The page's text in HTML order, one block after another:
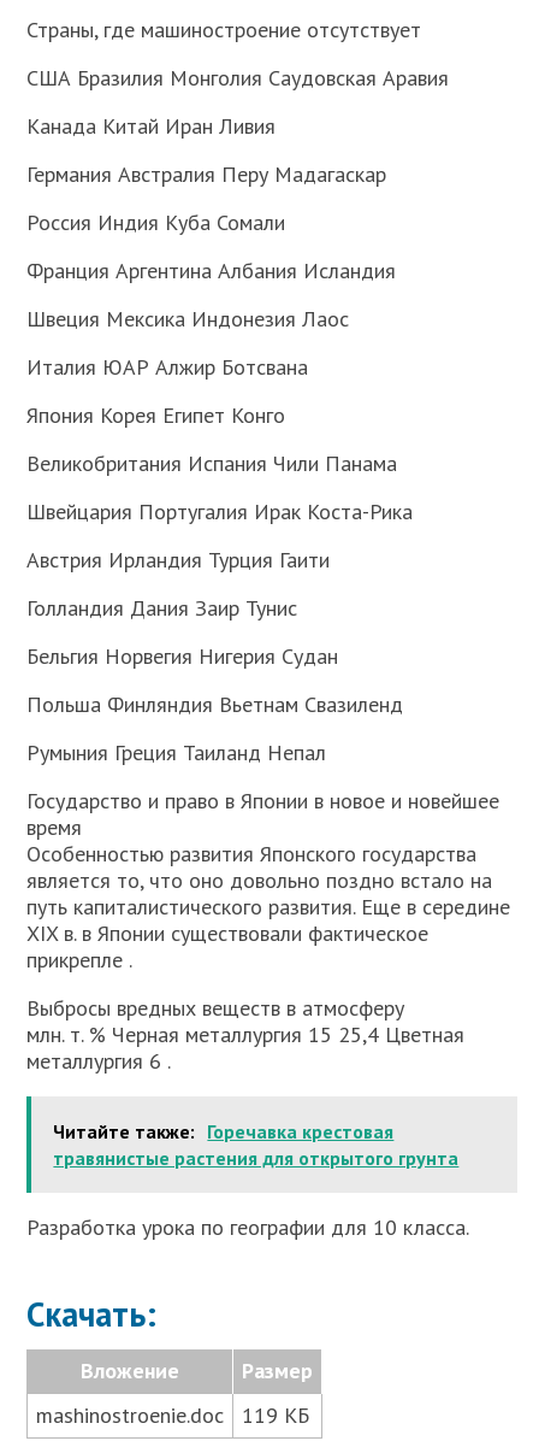
Страны, где машиностроение отсутствует
США Бразилия Монголия Саудовская Аравия
Канада Китай Иран Ливия
Германия Австралия Перу Мадагаскар
Россия Индия Куба Сомали
Франция Аргентина Албания Исландия
Швеция Мексика Индонезия Лаос
Италия ЮАР Алжир Ботсвана
Япония Корея Египет Конго
Великобритания Испания Чили Панама
Швейцария Португалия Ирак Коста-Рика
Австрия Ирландия Турция Гаити
Голландия Дания Заир Тунис
Бельгия Норвегия Нигерия Судан
Польша Финляндия Вьетнам Свазиленд
Румыния Греция Таиланд Непал
Государство и право в Японии в новое и новейшее
время
Особенностью развития Японского государства
является то, что оно довольно поздно встало на
путь капиталистического развития. Еще в середине
XIX в. в Японии существовали фактическое
прикрепле .
Выбросы вредных веществ в атмосферу
млн. т. % Черная металлургия 15 25,4 Цветная
металлургия 6 .
Читайте также: Горечавка крестовая
травянистые растения для открытого грунта
Разработка урока по географии для 10 класса.
Скачать:
Вложение
Размер
mashinostroenie.doc
119 КБ